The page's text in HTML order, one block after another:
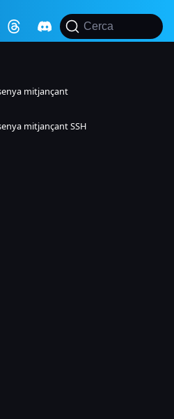
Cerca
mitjançant
mitjançant SSH